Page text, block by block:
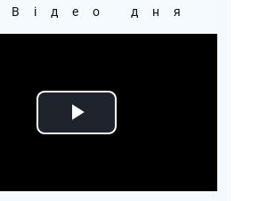
Відео дня
Play